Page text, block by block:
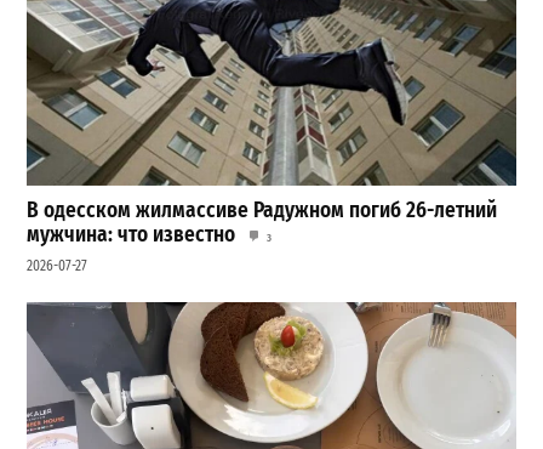
В одесском жилмассиве Радужном погиб 26-летний
мужчина: что известно
3
2026-07-27